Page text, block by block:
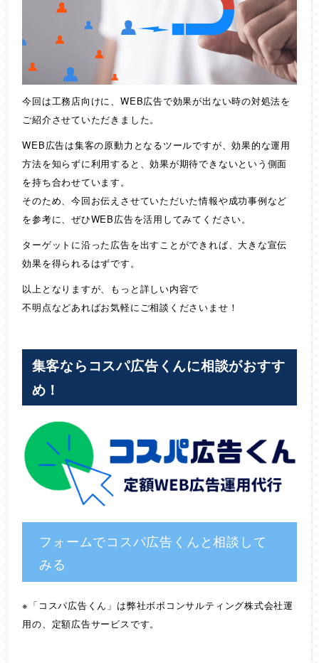
今回は工務店向けに、WEB広告で効果が出ない時の対処法を
ご紹介させていただきました。
WEB広告は集客の原動力となるツールですが、効果的な運用
方法を知らずに利用すると、効果が期待できないという側面
を持ち合わせています。
そのため、今回お伝えさせていただいた情報や成功事例など
を参考に、ぜひWEB広告を活用してみてください。
ターゲットに沿った広告を出すことができれば、大きな宣伝
効果を得られるはずです。
以上となりますが、もっと詳しい内容で
不明点などあればお気軽にご相談くださいませ！
集客ならコスパ広告くんに相談がおすす
め！
フォームでコスパ広告くんと相談して
みる
※「コスパ広告くん」は弊社ボボコンサルティング株式会社運
用の、定額広告サービスです。